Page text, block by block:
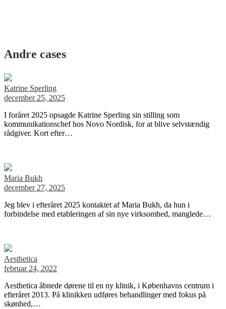
Andre cases
Katrine Sperling
december 25, 2025
I foråret 2025 opsagde Katrine Sperling sin stilling som
kommunikationschef hos Novo Nordisk, for at blive selvstændig
rådgiver. Kort efter…
Maria Bukh
december 27, 2025
Jeg blev i efteråret 2025 kontaktet af Maria Bukh, da hun i
forbindelse med etableringen af sin nye virksomhed, manglede…
Aesthetica
februar 24, 2022
Aesthetica åbnede dørene til en ny klinik, i Københavns centrum i
efteråret 2013. På klinikken udføres behandlinger med fokus på
skønhed,…